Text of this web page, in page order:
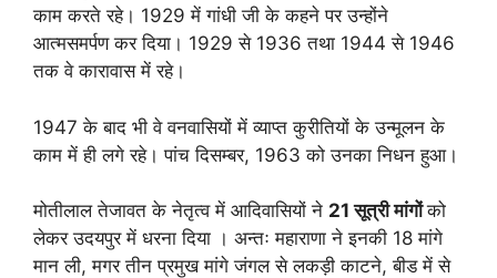
काम करते रहे। 1929 में गांधी जी के कहने पर उन्होंने
आत्मसमर्पण कर दिया। 1929 से 1936 तथा 1944 से 1946
तक वे कारावास में रहे।
1947 के बाद भी वे वनवासियों में व्याप्त कुरीतियों के उन्मूलन के
काम में ही लगे रहे। पांच दिसम्बर, 1963 को उनका निधन हुआ।
मोतीलाल तेजावत के नेतृत्व में आदिवासियों ने 21 सूत्री मांगोंको
लेकर उदयपुर में धरना दिया । अन्तः महाराणा ने इनकी 18 मांगे
मान ली, मगर तीन प्रमुख मांगे जंगल से लकड़ी काटने, बीड में से